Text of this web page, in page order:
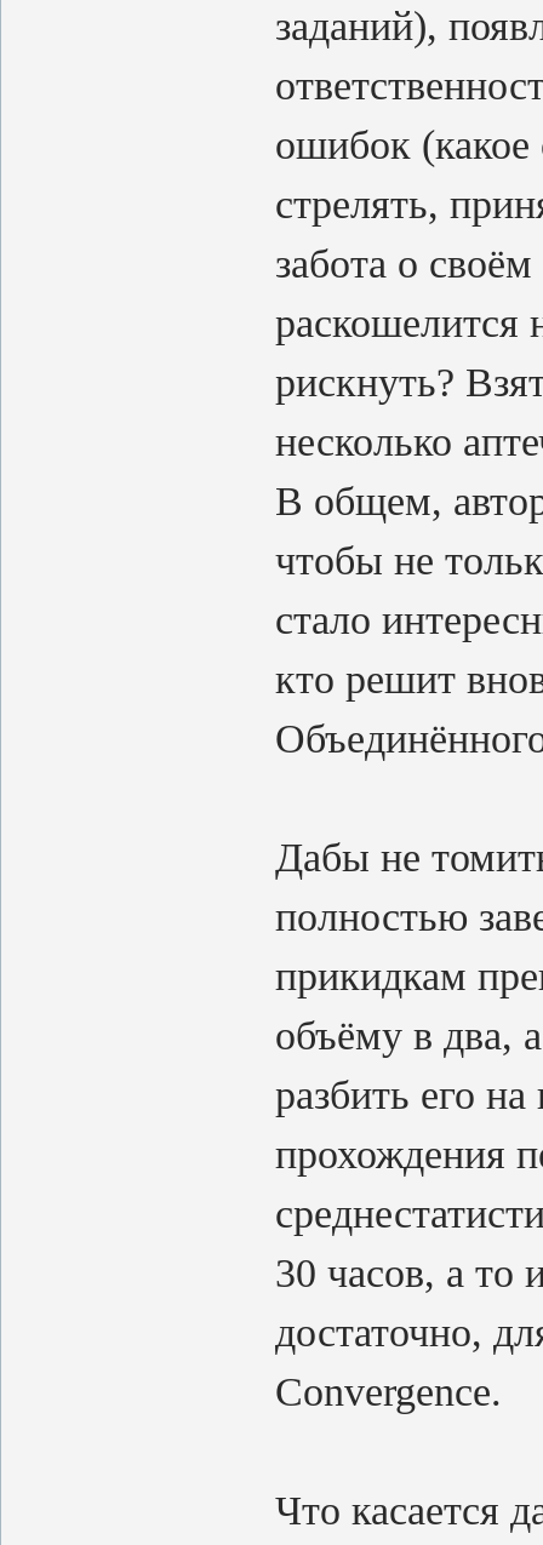
заданий),
ошибок
стрелять,
забота о
раскошелится
рискнуть?
несколько
В общем,
чтобы не
стало
кто решит
Дабы не
полностью
прикидкам
объёму в два,
разбить его
прохождения
30 часов, а то
достаточно,
Convergence.
Что касается